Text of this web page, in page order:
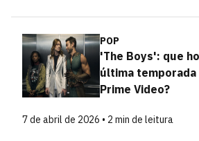
POP
'The Boys': que
última temporada
Prime Video?
7 de abril de 2026 • 2 min de leitura